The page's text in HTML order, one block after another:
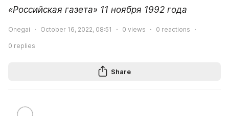
«Российская газета» 11 ноября 1992 года
Onegai October 16, 2022, 08:51 0 views 0 reactions
0 replies
Share